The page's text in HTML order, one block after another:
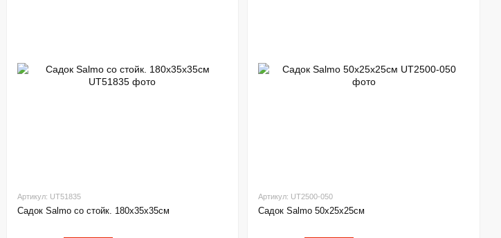
Артикул: UT51835
Садок Salmo со стойк. 180х35х35см
Артикул: UT2500-050
Садок Salmo 50х25х25см